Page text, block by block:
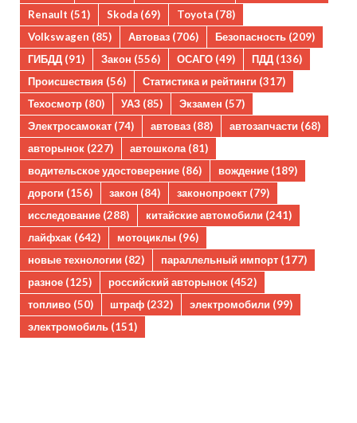
Renault (51) Skoda (69) Toyota (78)
Volkswagen (85) Автоваз (706) Безопасность (209)
ГИБДД (91) Закон (556) ОСАГО (49) ПДД (136)
Происшествия (56) Статистика и рейтинги (317)
Техосмотр (80) УАЗ (85) Экзамен (57)
Электросамокат (74) автоваз (88) автозапчасти (68)
авторынок (227) автошкола(81)
водительское удостоверение (86) вождение (189)
дороги (156) закон (84) законопроект (79)
исследование (288) китайские автомобили (241)
лайфхак (642) мотоциклы (96)
новые технологии (82) параллельный импорт (177)
разное (125) российский авторынок (452)
топливо (50) штраф (232) электромобили (99)
электромобиль (151)